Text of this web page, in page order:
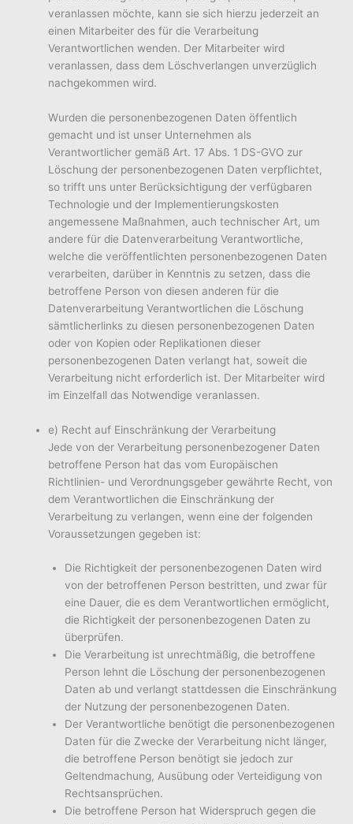
veranlassen möchte, kann sie sich hierzu jederzeit an
einen Mitarbeiter des für die Verarbeitung
Verantwortlichen wenden. Der Mitarbeiter wird
veranlassen, dass dem Löschverlangen unverzüglich
nachgekommen wird.
Wurden die personenbezogenen Daten öffentlich
gemacht und ist unser Unternehmen als
Verantwortlicher gemäß Art. 17 Abs. 1 DS-GVO zur
Löschung der personenbezogenen Daten verpflichtet,
so trifft uns unter Berücksichtigung der verfügbaren
Technologie und der Implementierungskosten
angemessene Maßnahmen, auch technischer Art, um
andere für die Datenverarbeitung Verantwortliche,
welche die veröffentlichten personenbezogenen Daten
verarbeiten, darüber in Kenntnis zu setzen, dass die
betroffene Person von diesen anderen für die
Datenverarbeitung Verantwortlichen die Löschung
sämtlicherlinks zu diesen personenbezogenen Daten
oder von Kopien oder Replikationen dieser
personenbezogenen Daten verlangt hat, soweit die
Verarbeitung nicht erforderlich ist. Der Mitarbeiter wird
im Einzelfall das Notwendige veranlassen.
e) Recht auf Einschränkung der Verarbeitung
Jede von der Verarbeitung personenbezogener Daten
betroffene Person hat das vom Europäischen
Richtlinien- und Verordnungsgeber gewährte Recht, von
dem Verantwortlichen die Einschränkung der
Verarbeitung zu verlangen, wenn eine der folgenden
Voraussetzungen gegeben ist:
Die Richtigkeit der personenbezogenen Daten wird
von der betroffenen Person bestritten, und zwar für
eine Dauer, die es dem Verantwortlichen ermöglicht,
die Richtigkeit der personenbezogenen Daten zu
überprüfen.
Die Verarbeitung ist unrechtmäßig, die betroffene
Person lehnt die Löschung der personenbezogenen
Daten ab und verlangt stattdessen die Einschränkung
der Nutzung der personenbezogenen Daten.
Der Verantwortliche benötigt die personenbezogenen
Daten für die Zwecke der Verarbeitung nicht länger,
die betroffene Person benötigt sie jedoch zur
Geltendmachung, Ausübung oder Verteidigung von
Rechtsansprüchen.
Die betroffene Person hat Widerspruch gegen die